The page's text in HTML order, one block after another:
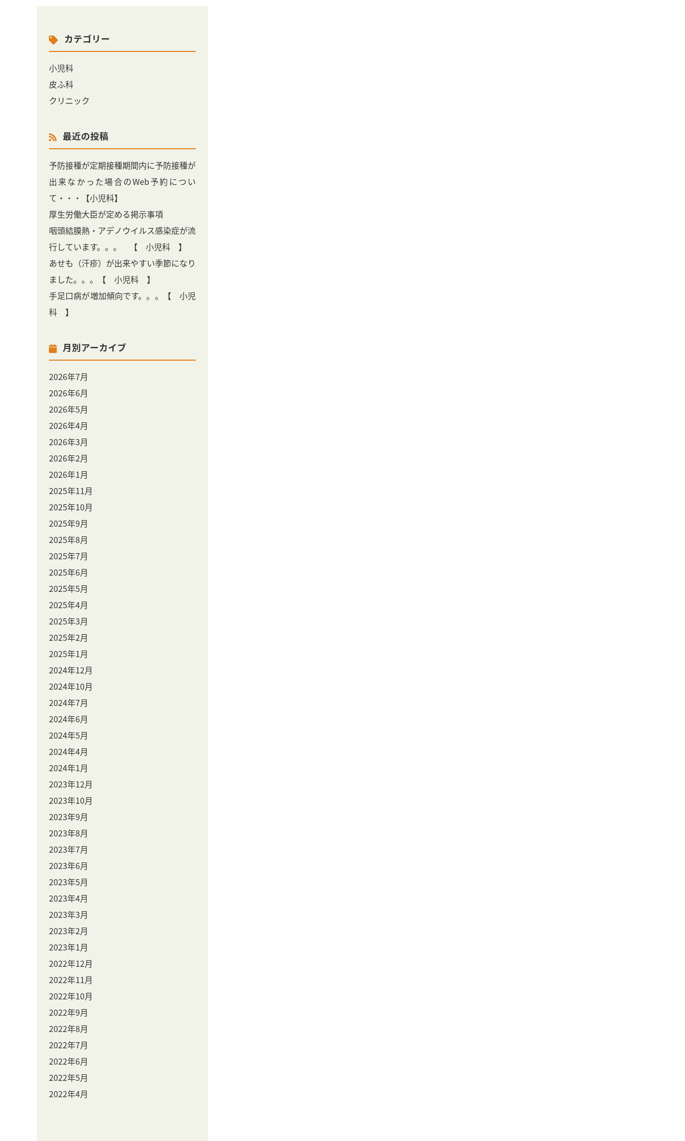
カテゴリー
小児科
皮ふ科
クリニック
最近の投稿
予防接種が定期接種期間内に予防接種が
出来なかった場合のWeb予約につい
て・・・【小児科】
厚生労働大臣が定める掲示事項
咽頭結膜熱・アデノウイルス感染症が流
行しています。。。 【 小児科 】
あせも（汗疹）が出来やすい季節になり
ました。。。【 小児科 】
手足口病が増加傾向です。。。【 小児
科 】
月別アーカイブ
2026年7月
2026年6月
2026年5月
2026年4月
2026年3月
2026年2月
2026年1月
2025年11月
2025年10月
2025年9月
2025年8月
2025年7月
2025年6月
2025年5月
2025年4月
2025年3月
2025年2月
2025年1月
2024年12月
2024年10月
2024年7月
2024年6月
2024年5月
2024年4月
2024年1月
2023年12月
2023年10月
2023年9月
2023年8月
2023年7月
2023年6月
2023年5月
2023年4月
2023年3月
2023年2月
2023年1月
2022年12月
2022年11月
2022年10月
2022年9月
2022年8月
2022年7月
2022年6月
2022年5月
2022年4月